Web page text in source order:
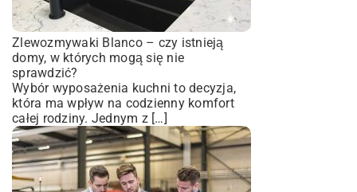
Zlewozmywaki Blanco – czy istnieją
domy, w których mogą się nie
sprawdzić?
Wybór wyposażenia kuchni to decyzja,
która ma wpływ na codzienny komfort
całej rodziny. Jednym z […]